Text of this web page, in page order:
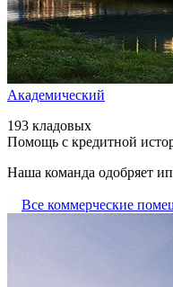
Академический
193 кладовых
Помощь с кредитной
Наша команда одобряет
Все коммерческие